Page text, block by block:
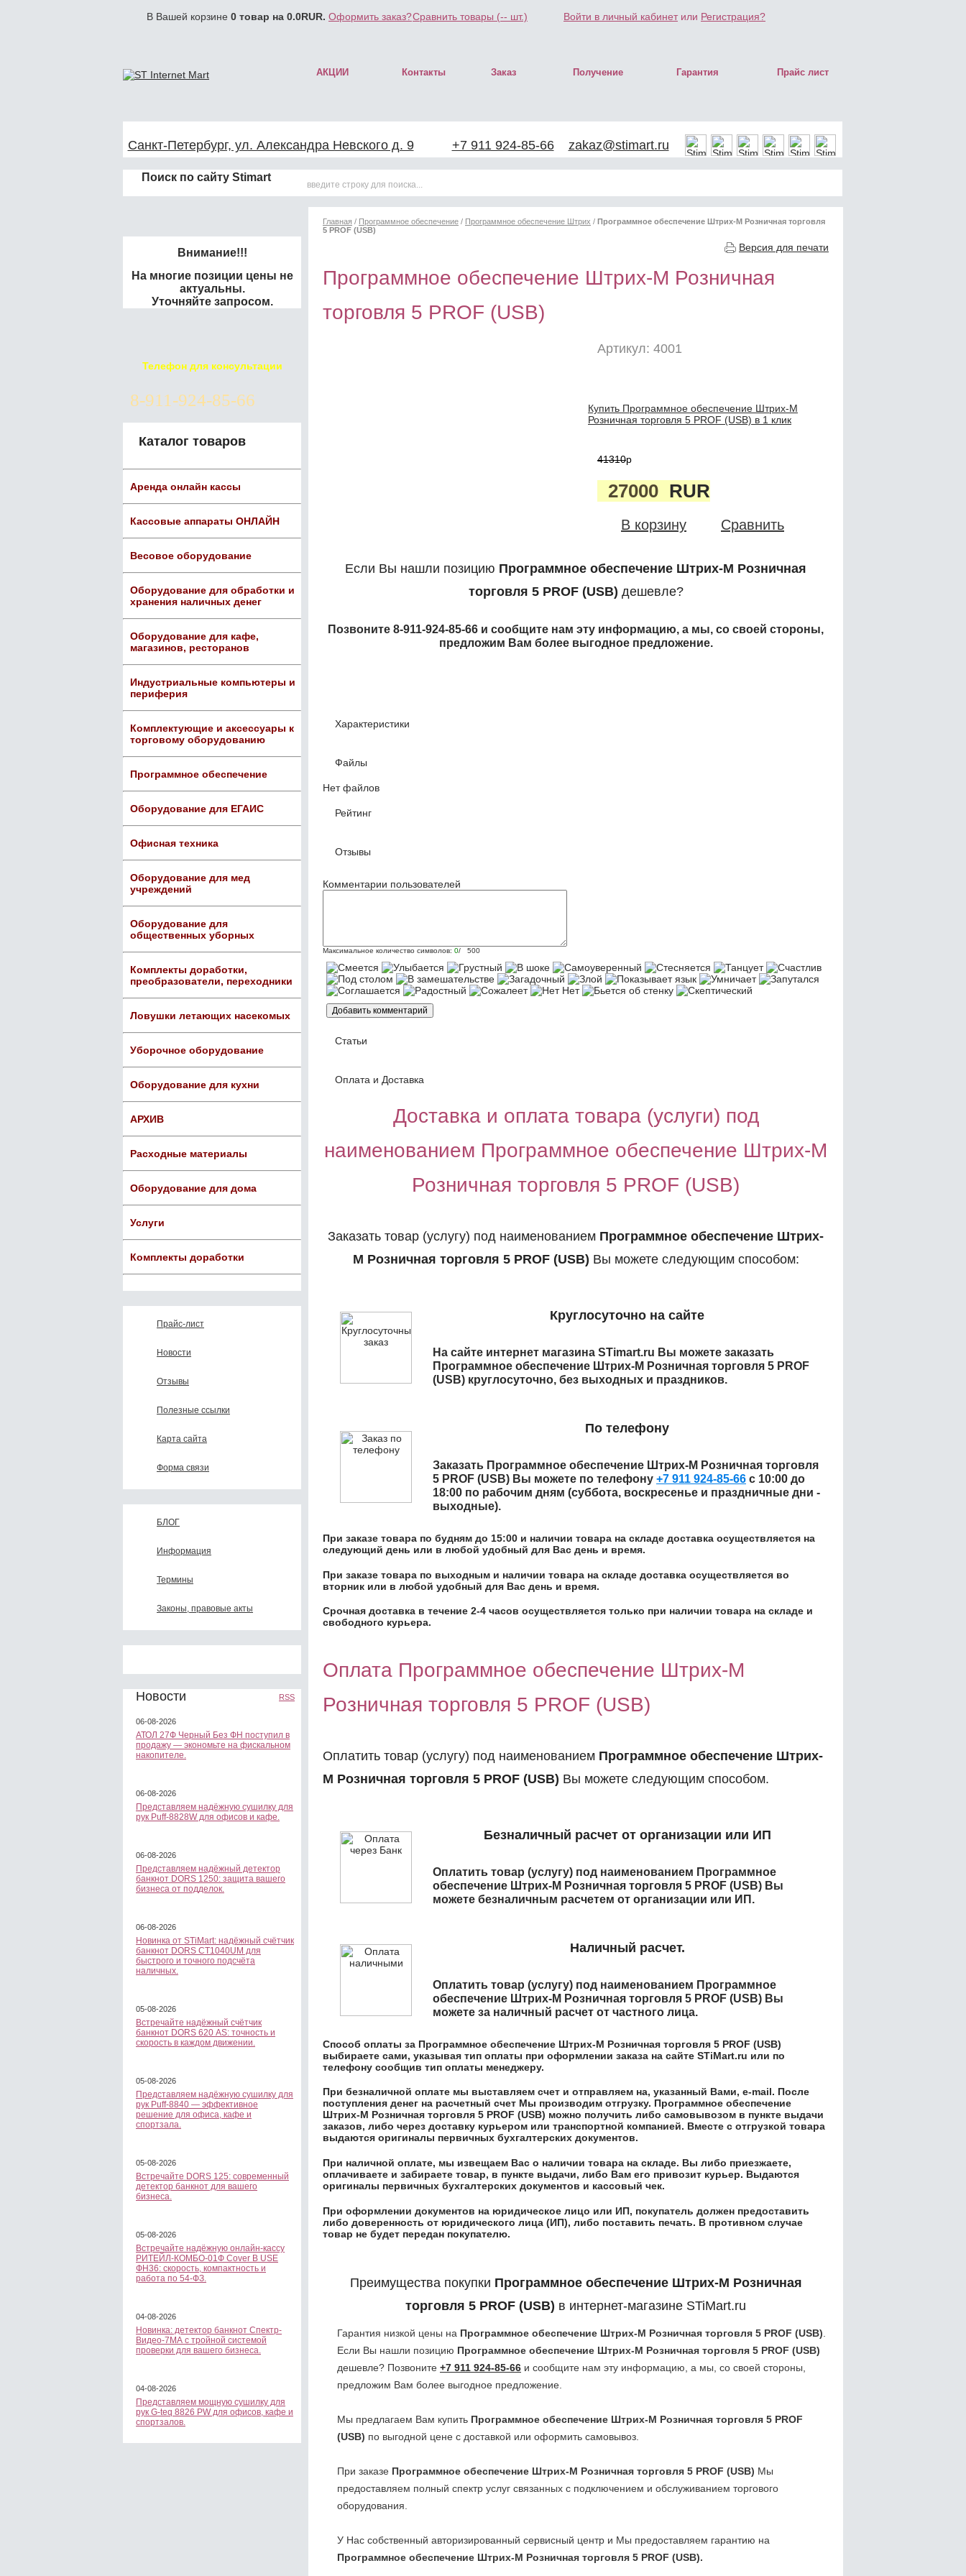
В Вашей корзине 0 товар на 0.0RUR. Оформить заказ?Сравнить товары (-- шт.) Войти в личный кабинетили Регистрация?
АКЦИИ Контакты Заказ Получение Гарантия Прайс лист
Санкт-Петербург, ул. Александра Невского д. 9 +7 911 924-85-66 zakaz@stimart.ru
Поиск по сайту Stimart
Внимание!!!
На многие позиции цены не
актуальны.
Уточняйте запросом.
Телефон для консультации
8-911-924-85-66
Каталог товаров
Аренда онлайн кассы
Кассовые аппараты ОНЛАЙН
Весовое оборудование
Оборудование для обработки и
хранения наличных денег
Оборудование для кафе,
магазинов, ресторанов
Индустриальные компьютеры и
периферия
Комплектующие и аксессуары к
торговому оборудованию
Программное обеспечение
Оборудование для ЕГАИС
Офисная техника
Оборудование для мед
учреждений
Оборудование для
общественных уборных
Комплекты доработки,
преобразователи, переходники
Ловушки летающих насекомых
Уборочное оборудование
Оборудование для кухни
АРХИВ
Расходные материалы
Оборудование для дома
Услуги
Комплекты доработки
Прайс-лист
Новости
Отзывы
Полезные ссылки
Карта сайта
Форма связи
БЛОГ
Информация
Термины
Законы, правовые акты
Новости RSS
06-08-2026
АТОЛ 27Ф Черный Без ФН поступил в
продажу — экономьте на фискальном
накопителе.
06-08-2026
Представляем надёжную сушилку для
рук Puff-8828W для офисов и кафе.
06-08-2026
Представляем надёжный детектор
банкнот DORS 1250: защита вашего
бизнеса от подделок.
06-08-2026
Новинка от STiMart: надёжный счётчик
банкнот DORS CT1040UM для
быстрого и точного подсчёта
наличных.
05-08-2026
Встречайте надёжный счётчик
банкнот DORS 620 АS: точность и
скорость в каждом движении.
05-08-2026
Представляем надёжную сушилку для
рук Puff-8840 — эффективное
решение для офиса, кафе и
спортзала.
05-08-2026
Встречайте DORS 125: современный
детектор банкнот для вашего
бизнеса.
05-08-2026
Встречайте надёжную онлайн-кассу
РИТЕЙЛ-КОМБО-01Ф Cover B USE
ФН36: скорость, компактность и
работа по 54-ФЗ.
04-08-2026
Новинка: детектор банкнот Спектр-
Видео-7МА с тройной системой
проверки для вашего бизнеса.
04-08-2026
Представляем мощную сушилку для
рук G-teq 8826 PW для офисов, кафе и
спортзалов.
Главная / Программное обеспечение / Программное обеспечение Штрих / Программное обеспечение Штрих-М Розничная торговля
5 PROF (USB)
Версия для печати
Программное обеспечение Штрих-М Розничная
торговля 5 PROF (USB)
Артикул: 4001
Купить Программное обеспечение Штрих-М
Розничная торговля 5 PROF (USB) в 1 клик
41310p
27000 RUR
В корзину Сравнить
Если Вы нашли позицию Программное обеспечение Штрих-М Розничная
торговля 5 PROF (USB) дешевле?
Позвоните 8-911-924-85-66 и сообщите нам эту информацию, а мы, со своей стороны,
предложим Вам более выгодное предложение.
Характеристики
Файлы
Нет файлов
Рейтинг
Отзывы
Комментарии пользователей
Максимальное количество символов: 0/ 500
Статьи
Оплата и Доставка
Доставка и оплата товара (услуги) под
наименованием Программное обеспечение Штрих-М
Розничная торговля 5 PROF (USB)
Заказать товар (услугу) под наименованием Программное обеспечение Штрих-
М Розничная торговля 5 PROF (USB) Вы можете следующим способом:
Круглосуточно на сайте
На сайте интернет магазина STimart.ru Вы можете заказать
Программное обеспечение Штрих-М Розничная торговля 5 PROF
(USB) круглосуточно, без выходных и праздников.
По телефону
Заказать Программное обеспечение Штрих-М Розничная торговля
5 PROF (USB) Вы можете по телефону +7 911 924-85-66 с 10:00 до
18:00 по рабочим дням (суббота, воскресенье и праздничные дни -
выходные).
При заказе товара по будням до 15:00 и наличии товара на складе доставка осуществляется на
следующий день или в любой удобный для Вас день и время.
При заказе товара по выходным и наличии товара на складе доставка осуществляется во
вторник или в любой удобный для Вас день и время.
Срочная доставка в течение 2-4 часов осуществляется только при наличии товара на складе и
свободного курьера.
Оплата Программное обеспечение Штрих-М
Розничная торговля 5 PROF (USB)
Оплатить товар (услугу) под наименованием Программное обеспечение Штрих-
М Розничная торговля 5 PROF (USB) Вы можете следующим способом.
Безналичный расчет от организации или ИП
Оплатить товар (услугу) под наименованием Программное
обеспечение Штрих-М Розничная торговля 5 PROF (USB) Вы
можете безналичным расчетем от организации или ИП.
Наличный расчет.
Оплатить товар (услугу) под наименованием Программное
обеспечение Штрих-М Розничная торговля 5 PROF (USB) Вы
можете за наличный расчет от частного лица.
Способ оплаты за Программное обеспечение Штрих-М Розничная торговля 5 PROF (USB)
выбираете сами, указывая тип оплаты при оформлении заказа на сайте STiMart.ru или по
телефону сообщив тип оплаты менеджеру.
При безналичной оплате мы выставляем счет и отправляем на, указанный Вами, e-mail. После
поступления денег на расчетный счет Мы производим отгрузку. Программное обеспечение
Штрих-М Розничная торговля 5 PROF (USB) можно получить либо самовывозом в пункте выдачи
заказов, либо через доставку курьером или транспортной компанией. Вместе с отгрузкой товара
выдаются оригиналы первичных бухгалтерских документов.
При наличной оплате, мы извещаем Вас о наличии товара на складе. Вы либо приезжаете,
оплачиваете и забираете товар, в пункте выдачи, либо Вам его привозит курьер. Выдаются
оригиналы первичных бухгалтерских документов и кассовый чек.
При оформлении документов на юридическое лицо или ИП, покупатель должен предоставить
либо доверенность от юридического лица (ИП), либо поставить печать. В противном случае
товар не будет передан покупателю.
Преимущества покупки Программное обеспечение Штрих-М Розничная
торговля 5 PROF (USB) в интернет-магазине STiMart.ru
Гарантия низкой цены на Программное обеспечение Штрих-М Розничная торговля 5 PROF (USB).
Если Вы нашли позицию Программное обеспечение Штрих-М Розничная торговля 5 PROF (USB)
дешевле? Позвоните +7 911 924-85-66 и сообщите нам эту информацию, а мы, со своей стороны,
предложим Вам более выгодное предложение.
Мы предлагаем Вам купить Программное обеспечение Штрих-М Розничная торговля 5 PROF
(USB) по выгодной цене с доставкой или оформить самовывоз.
При заказе Программное обеспечение Штрих-М Розничная торговля 5 PROF (USB) Мы
предоставляем полный спектр услуг связанных с подключением и обслуживанием торгового
оборудования.
У Нас собственный авторизированный сервисный центр и Мы предоставляем гарантию на
Программное обеспечение Штрих-М Розничная торговля 5 PROF (USB).